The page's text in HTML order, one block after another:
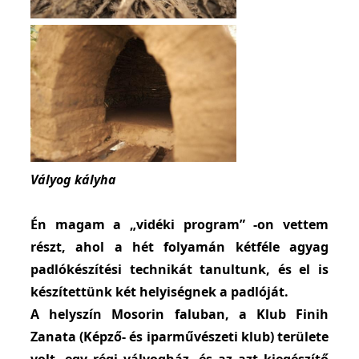
Vályog kályha
Én magam a „vidéki program” -on vettem
részt, ahol a hét folyamán kétféle agyag
padlókészítési technikát tanultunk, és el is
készítettünk két helyiségnek a padlóját.
A helyszín Mosorin faluban, a Klub Finih
Zanata (Képző- és iparművészeti klub) területe